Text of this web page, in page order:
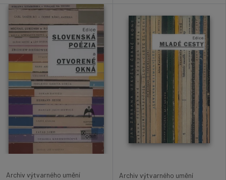
Archiv výtvarného umění Archiv výtvarného umění